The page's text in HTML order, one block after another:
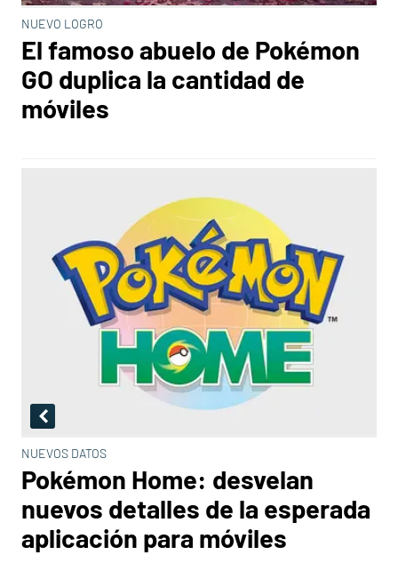
NUEVO LOGRO
El famoso abuelo de Pokémon
GO duplica la cantidad de
móviles
NUEVOS DATOS
Pokémon Home: desvelan
nuevos detalles de la esperada
aplicación para móviles